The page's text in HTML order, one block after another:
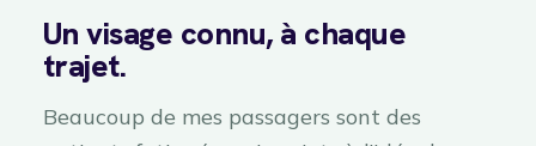
Un visage connu, à chaque
trajet.
Beaucoup de mes passagers sont des